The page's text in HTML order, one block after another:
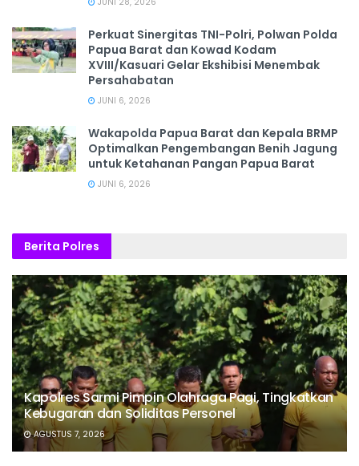
‎Perkuat Sinergitas TNI-Polri, Polwan Polda
Papua Barat dan Kowad Kodam
XVIII/Kasuari Gelar Ekshibisi Menembak
Persahabatan
JUNI 6, 2026
Wakapolda Papua Barat dan Kepala BRMP
Optimalkan Pengembangan Benih Jagung
untuk Ketahanan Pangan Papua Barat
JUNI 6, 2026
Berita Polres
Kapolres Sarmi Pimpin Olahraga Pagi, Tingkatkan
Kebugaran dan Soliditas Personel
AGUSTUS 7, 2026